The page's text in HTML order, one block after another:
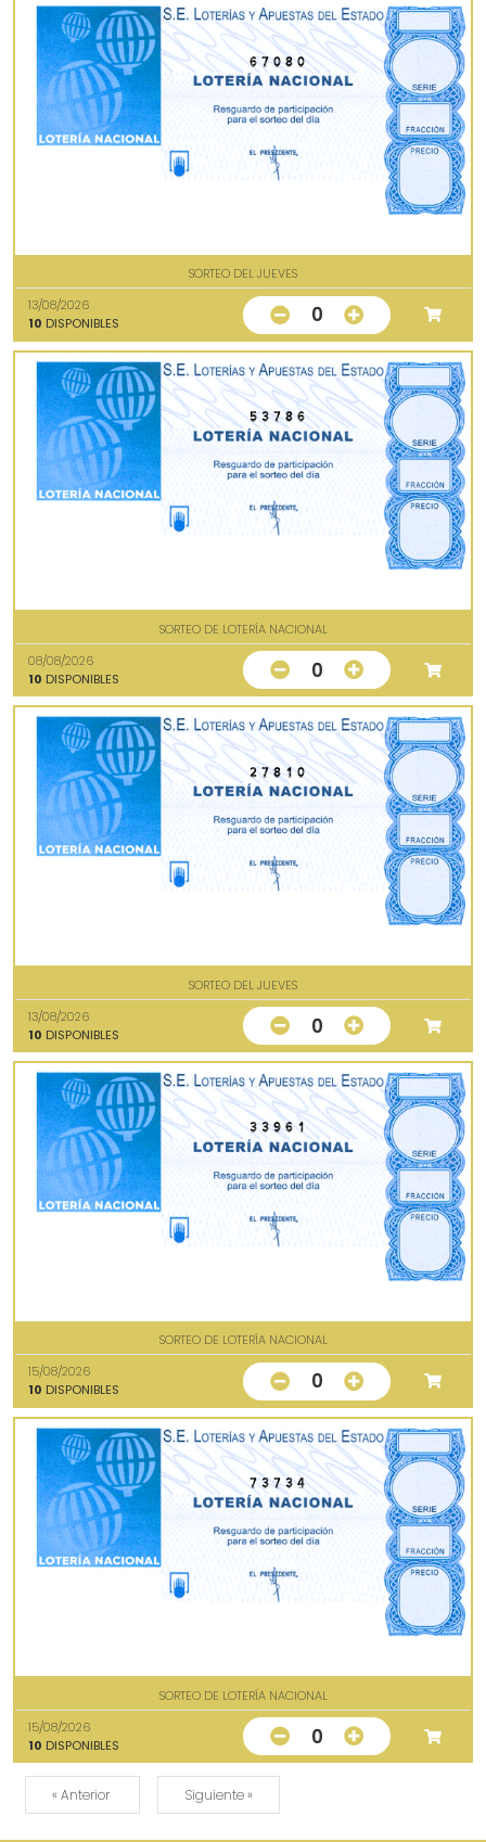
67080
SORTEO DEL JUEVES
13/08/2026
10 DISPONIBLES 0
53786
SORTEO DE LOTERÍA NACIONAL
08/08/2026
10 DISPONIBLES 0
27810
SORTEO DEL JUEVES
13/08/2026
10 DISPONIBLES 0
33961
SORTEO DE LOTERÍA NACIONAL
15/08/2026
10 DISPONIBLES 0
73734
SORTEO DE LOTERÍA NACIONAL
15/08/2026
10 DISPONIBLES 0
« Anterior Siguiente »